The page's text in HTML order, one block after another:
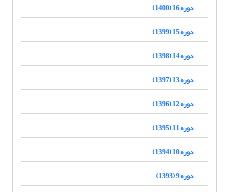
دوره 16 (1400)
دوره 15 (1399)
دوره 14 (1398)
دوره 13 (1397)
دوره 12 (1396)
دوره 11 (1395)
دوره 10 (1394)
دوره 9 (1393)